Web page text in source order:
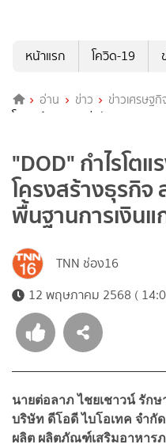
หน้าแรก
โควิด-19
อ่าน ข่าว ข่าวเศรษฐกิ
โครงสร้างธุรกิจ ส่งสัญญาณบวก
"DOD" กำไรโต
โครงสร้างธุร
พื้นฐานการเงินแ
TNN ช่อง16
12 พฤษภาคม 2568 (
นายต่อลาภ ไชยเชาวน์ รัก
บริษัท ดีโอดี ไบโอเทค จำกั
ผลิต ผลิตภัณฑ์เสริมอาหาร